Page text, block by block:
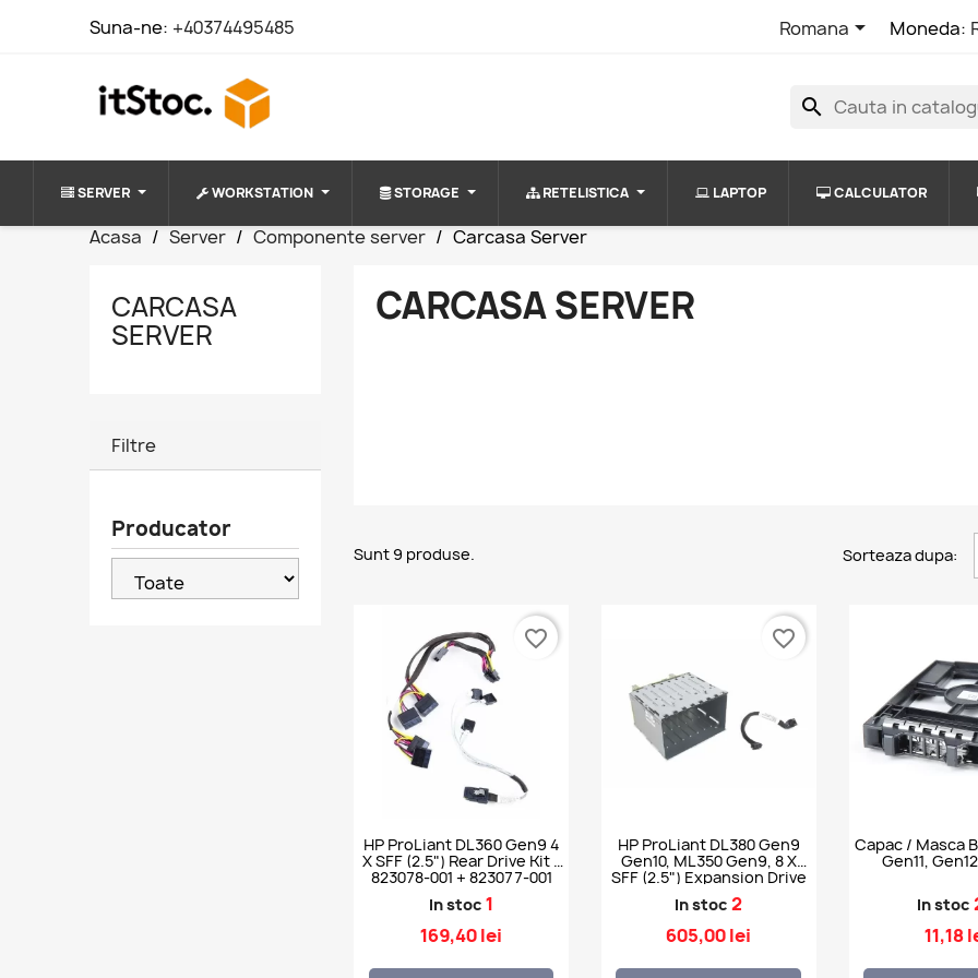
Suna-ne: +40374495485 Romana Moneda:
search
SERVER WORKSTATION STORAGE RETELISTICA LAPTOP CALCULATOR
Acasa Server Componente server Carcasa Server
CARCASA
SERVER
Filtre
Producator
CARCASA SERVER
Sunt 9 produse. Sorteaza dupa:
HP ProLiant DL360 Gen9 4
X SFF (2.5") Rear Drive Kit -
823078-001 + 823077-001
In stoc 1
169,40 lei
favorite_border
HP ProLiant DL380 Gen9
Gen10, ML350 Gen9, 8 X
SFF (2.5") Expansion Drive
Cage Kit
In stoc 2
605,00 lei
favorite_border
Capac / Masca
Gen11,
In stoc
11,18